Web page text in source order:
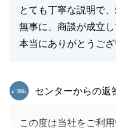
とても丁寧な説明で
無事に、商談が成立し
本当にありがとうござ
東急リバブル
センターからの返
この度は当社をご利